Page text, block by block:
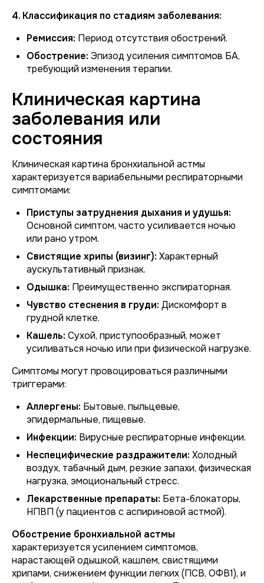
4. Классификация по стадиям заболевания:
Ремиссия: Период отсутствия обострений.
Обострение: Эпизод усиления симптомов БА,
требующий изменения терапии.
Клиническая картина
заболевания или
состояния
Клиническая картина бронхиальной астмы
характеризуется вариабельными респираторными
симптомами:
Приступы затруднения дыхания и удушья:
Основной симптом, часто усиливается ночью
или рано утром.
Свистящие хрипы (визинг): Характерный
аускультативный признак.
Одышка: Преимущественно экспираторная.
Чувство стеснения в груди: Дискомфорт в
грудной клетке.
Кашель: Сухой, приступообразный, может
усиливаться ночью или при физической нагрузке.
Симптомы могут провоцироваться различными
триггерами:
Аллергены: Бытовые, пыльцевые,
эпидермальные, пищевые.
Инфекции: Вирусные респираторные инфекции.
Неспецифические раздражители: Холодный
воздух, табачный дым, резкие запахи, физическая
нагрузка, эмоциональный стресс.
Лекарственные препараты: Бета-блокаторы,
НПВП (у пациентов с аспириновой астмой).
Обострение бронхиальной астмы
характеризуется усилением симптомов,
нарастающей одышкой, кашлем, свистящими
хрипами, снижением функции легких (ПСВ, ОФВ1), и